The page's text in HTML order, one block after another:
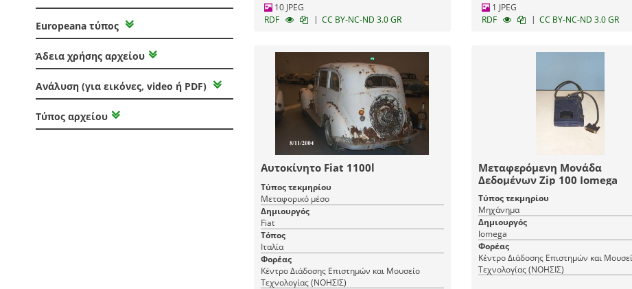
Europeana τύπος
Άδεια χρήσης αρχείου
Ανάλυση (για εικόνες, video ή PDF)
Τύπος αρχείου
10 JPEG
RDF
| CC BY-NC-ND 3.0 GR
1 JPEG
RDF
| CC BY-NC-ND 3.0 GR
Αυτοκίνητο Fiat 1100l
Τύπος τεκμηρίου
Μεταφορικό μέσο
Δημιουργός
Fiat
Τόπος
Ιταλία
Φορέας
Κέντρο Διάδοσης Επιστημών και Μουσείο
Τεχνολογίας (ΝΟΗΣΙΣ)
Μεταφερόμενη Μονάδα
Δεδομένων Zip 100 Iomega
Τύπος τεκμηρίου
Μηχάνημα
Δημιουργός
Iomega
Φορέας
Κέντρο Διάδοσης Επιστημών και
Τεχνολογίας (ΝΟΗΣΙΣ)